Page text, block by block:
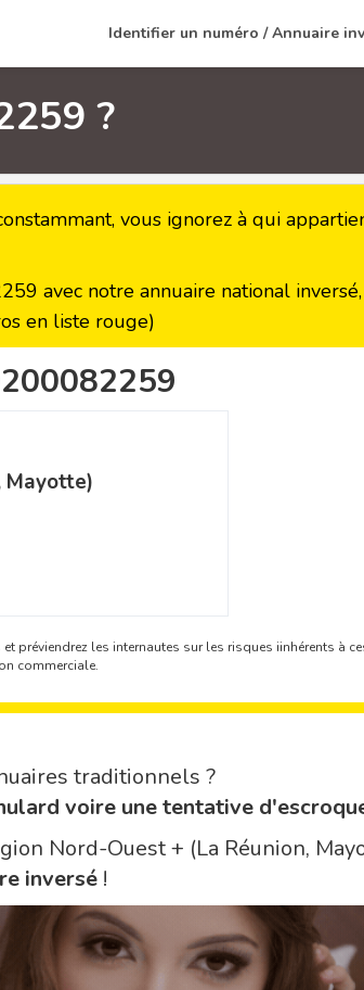
Identifier un numéro / Annuaire
?
vous ignorez à qui
avec notre annuaire national
en liste rouge)
Mayotte)
préviendrez les internautes sur les risques iinhérents à
commerciale.
traditionnels ?
voire une tentative
Nord-Ouest + (La Réunion,
inversé!